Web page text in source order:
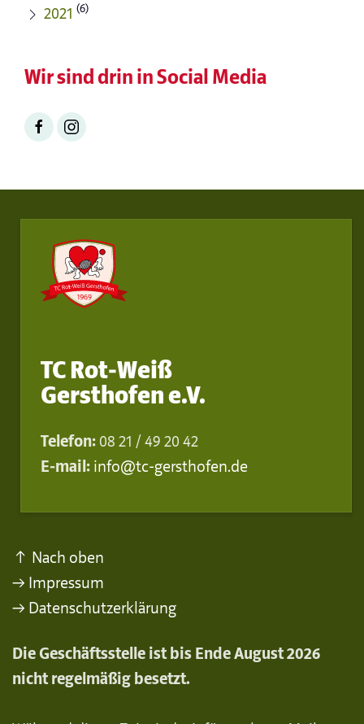
2021 (6)
Wir sind drin in Social Media
TC Rot-Weiß
Gersthofen e.V.
Telefon: 08 21 / 49 20 42
E-mail: info@tc-gersthofen.de
↑ Nach oben
→ Impressum
→ Datenschutzerklärung
Die Geschäftsstelle ist bis Ende August 2026
nicht regelmäßig besetzt.